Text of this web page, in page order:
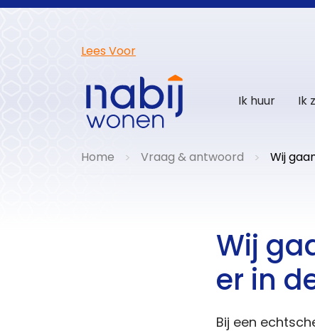
Lees Voor
Ik huur Ik
Home > Vraag & antwoord > Wij
Wij
er in
Bij een